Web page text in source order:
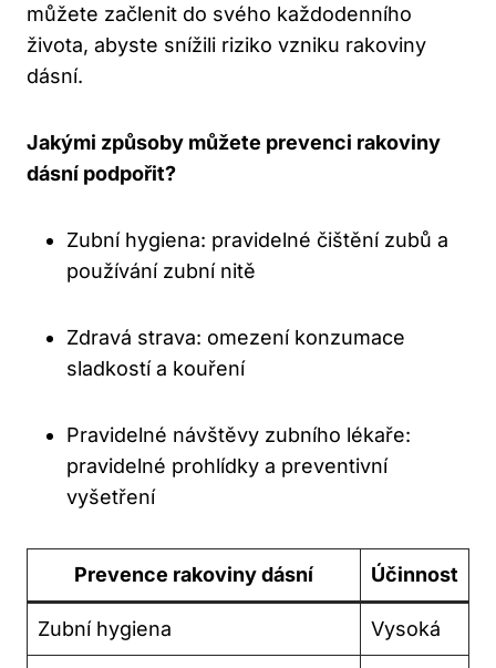
můžete začlenit do svého každodenního
života, abyste snížili riziko vzniku rakoviny
dásní.
Jakými způsoby můžete prevenci rakoviny
dásní podpořit?
Zubní hygiena: pravidelné čištění zubů a
používání zubní nitě
Zdravá strava: omezení konzumace
sladkostí a kouření
Pravidelné návštěvy zubního lékaře:
pravidelné prohlídky a preventivní
vyšetření
Prevence rakoviny dásní Účinnost
Zubní hygiena Vysoká